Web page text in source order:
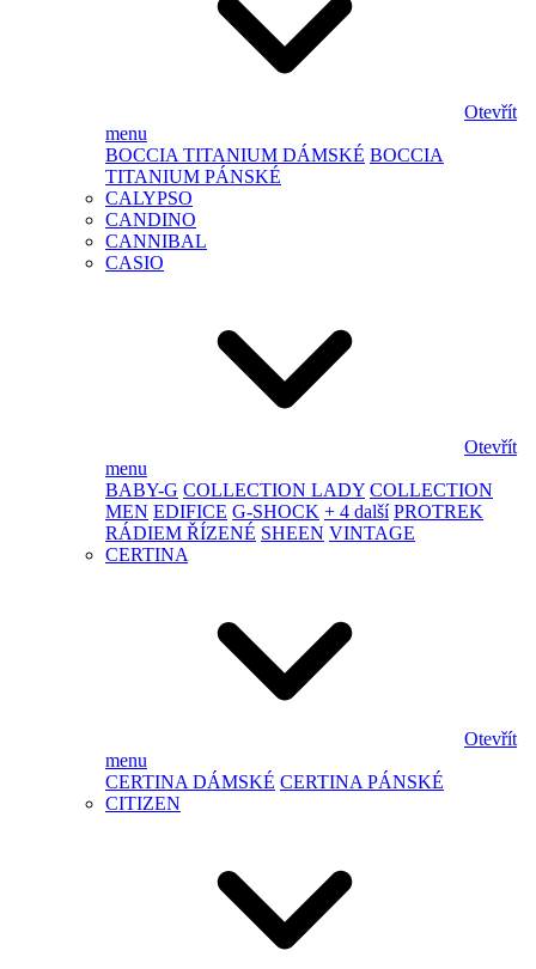
Otevřít
menu
BOCCIA TITANIUM DÁMSKÉ BOCCIA
TITANIUM PÁNSKÉ
CALYPSO
CANDINO
CANNIBAL
CASIO
Otevřít
menu
BABY-G COLLECTION LADY COLLECTION
MEN EDIFICE G-SHOCK + 4 další PROTREK
RÁDIEM ŘÍZENÉ SHEEN VINTAGE
CERTINA
Otevřít
menu
CERTINA DÁMSKÉ CERTINA PÁNSKÉ
CITIZEN